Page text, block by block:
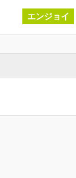
エンジョイ